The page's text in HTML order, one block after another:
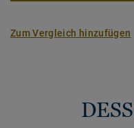
Zum Vergleich hinzufügen